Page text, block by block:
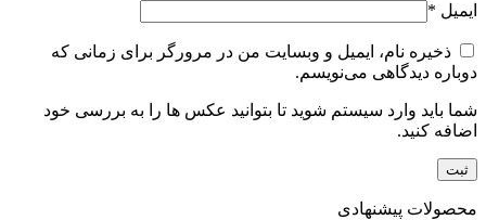
ایمیل *
ذخیره نام، ایمیل و وبسایت من در مرورگر برای زمانی که
دوباره دیدگاهی می‌نویسم.
شما باید وارد سیستم شوید تا بتوانید عکس ها را به بررسی خود
اضافه کنید.
محصولات پیشنهادی